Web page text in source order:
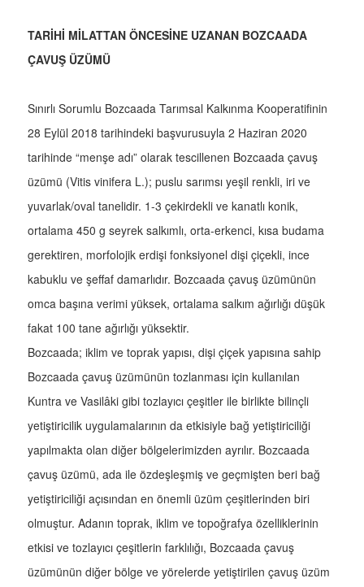
TARİHİ MİLATTAN ÖNCESİNE UZANAN BOZCAADA
ÇAVUŞ ÜZÜMÜ
Sınırlı Sorumlu Bozcaada Tarımsal Kalkınma Kooperatifinin
28 Eylül 2018 tarihindeki başvurusuyla 2 Haziran 2020
tarihinde “menşe adı” olarak tescillenen Bozcaada çavuş
üzümü (Vitis vinifera L.); puslu sarımsı yeşil renkli, iri ve
yuvarlak/oval tanelidir. 1-3 çekirdekli ve kanatlı konik,
ortalama 450 g seyrek salkımlı, orta-erkenci, kısa budama
gerektiren, morfolojik erdişi fonksiyonel dişi çiçekli, ince
kabuklu ve şeffaf damarlıdır. Bozcaada çavuş üzümünün
omca başına verimi yüksek, ortalama salkım ağırlığı düşük
fakat 100 tane ağırlığı yüksektir.
Bozcaada; iklim ve toprak yapısı, dişi çiçek yapısına sahip
Bozcaada çavuş üzümünün tozlanması için kullanılan
Kuntra ve Vasilâki gibi tozlayıcı çeşitler ile birlikte bilinçli
yetiştiricilik uygulamalarının da etkisiyle bağ yetiştiriciliği
yapılmakta olan diğer bölgelerimizden ayrılır. Bozcaada
çavuş üzümü, ada ile özdeşleşmiş ve geçmişten beri bağ
yetiştiriciliği açısından en önemli üzüm çeşitlerinden biri
olmuştur. Adanın toprak, iklim ve topoğrafya özelliklerinin
etkisi ve tozlayıcı çeşitlerin farklılığı, Bozcaada çavuş
üzümünün diğer bölge ve yörelerde yetiştirilen çavuş üzüm